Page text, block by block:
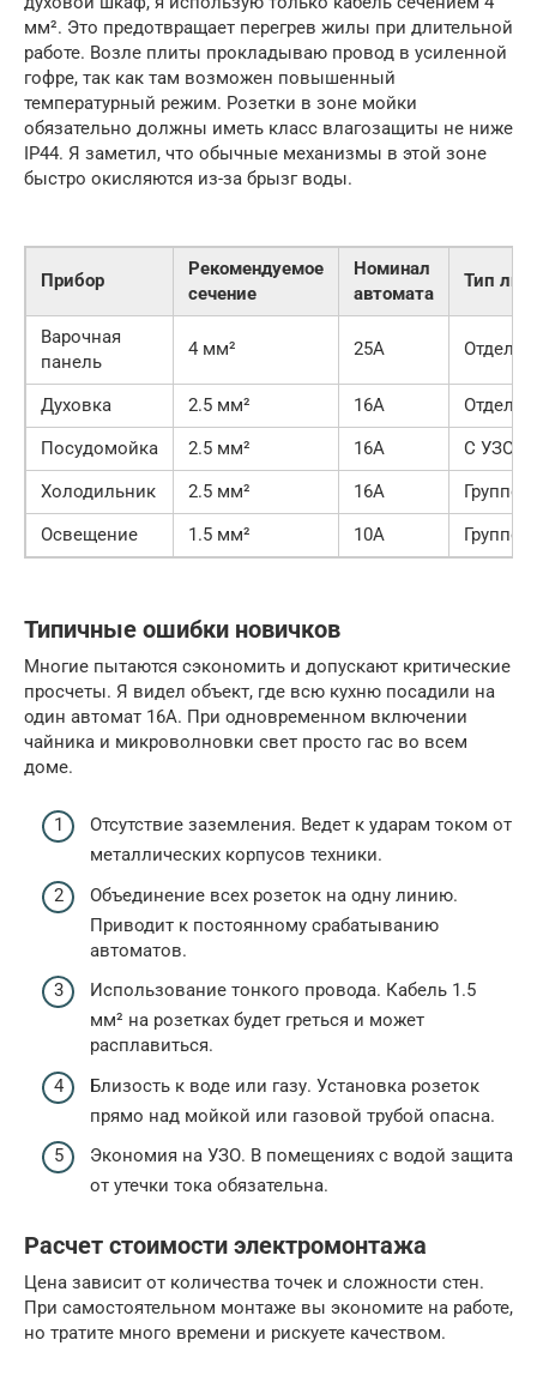
мм². Это предотвращает перегрев жилы при длительной
работе. Возле плиты прокладываю провод в усиленной
гофре, так как там возможен повышенный
температурный режим. Розетки в зоне мойки
обязательно должны иметь класс влагозащиты не ниже
IP44. Я заметил, что обычные механизмы в этой зоне
быстро окисляются из-за брызг воды.
Прибор
Рекомендуемое
сечение
Номинал
автомата
Тип
Варочная
панель
4 мм² 25А
Духовка 2.5 мм² 16А
Посудомойка
2.5 мм² 16А
С УЗО
Холодильник
2.5 мм² 16А
Освещение
1.5 мм² 10А
Типичные ошибки новичков
Многие пытаются сэкономить и допускают критические
просчеты. Я видел объект, где всю кухню посадили на
один автомат 16А. При одновременном включении
чайника и микроволновки свет просто гас во всем
доме.
Отсутствие заземления. Ведет к ударам током от
металлических корпусов техники.
Объединение всех розеток на одну линию.
Приводит к постоянному срабатыванию
автоматов.
Использование тонкого провода. Кабель 1.5
мм² на розетках будет греться и может
расплавиться.
Близость к воде или газу. Установка розеток
прямо над мойкой или газовой трубой опасна.
Экономия на УЗО. В помещениях с водой защита
от утечки тока обязательна.
Расчет стоимости электромонтажа
Цена зависит от количества точек и сложности стен.
При самостоятельном монтаже вы экономите на работе,
но тратите много времени и рискуете качеством.